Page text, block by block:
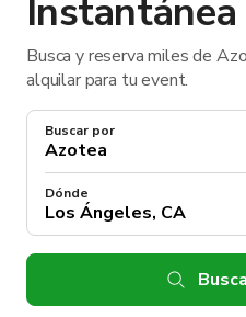
Instantánea
Busca y reserva miles de
alquilar para tu event.
Buscar por
Dónde